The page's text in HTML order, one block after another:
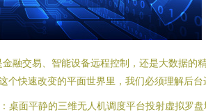
融交易、智能设备远程控制，还是大数据的
快速改变的平面世界里，我们必须理解后台
桌面平静的三维无人机调度平台投射虚拟